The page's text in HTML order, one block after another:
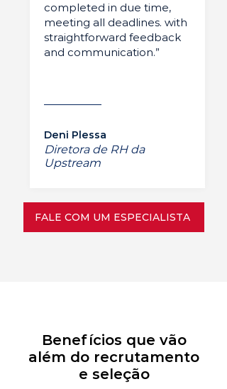
completed in due time,
meeting all deadlines. with
straightforward feedback
and communication.”
Deni Plessa
Diretora de RH da
Upstream
FALE COM UM ESPECIALISTA
Benefícios que vão
além do recrutamento
e seleção